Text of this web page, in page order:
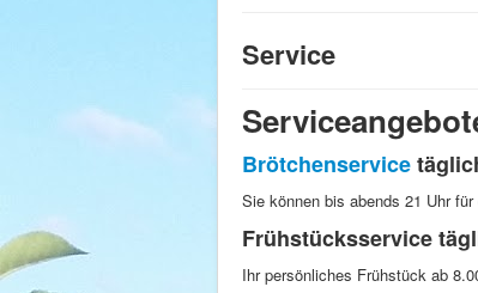
Service
Brötchenservice
Sie können bis abends 21 Uhr
Frühstücksservice
Ihr persönliches Frühstück ab